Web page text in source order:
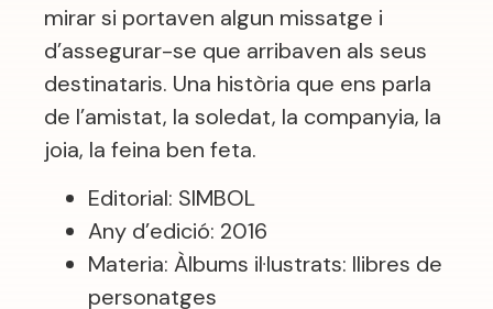
mirar si portaven algun missatge i
d’assegurar-se que arribaven als seus
destinataris. Una història que ens parla
de l’amistat, la soledat, la companyia, la
joia, la feina ben feta.
Editorial: SIMBOL
Any d’edició: 2016
Materia: Àlbums il·lustrats: llibres de
personatges